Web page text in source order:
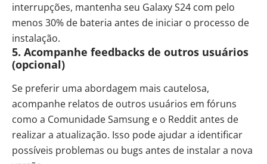
interrupções, mantenha seu Galaxy S24 com pelo
menos 30% de bateria antes de iniciar o processo de
instalação.
5. Acompanhe feedbacks de outros usuários
(opcional)
Se preferir uma abordagem mais cautelosa,
acompanhe relatos de outros usuários em fóruns
como a Comunidade Samsung e o Reddit antes de
realizar a atualização. Isso pode ajudar a identificar
possíveis problemas ou bugs antes de instalar a nova